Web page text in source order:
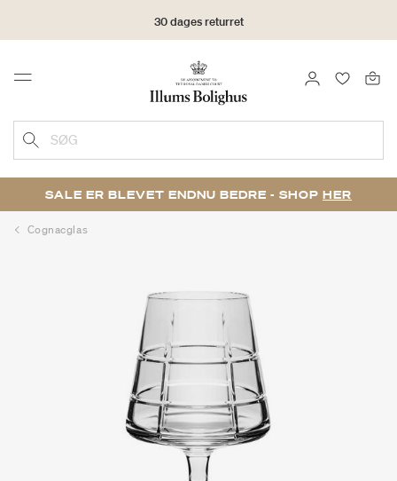
30 dages returret
Menu LOG IND
SØG
SALE ER BLEVET ENDNU BEDRE - SHOP HER
Cognacglas